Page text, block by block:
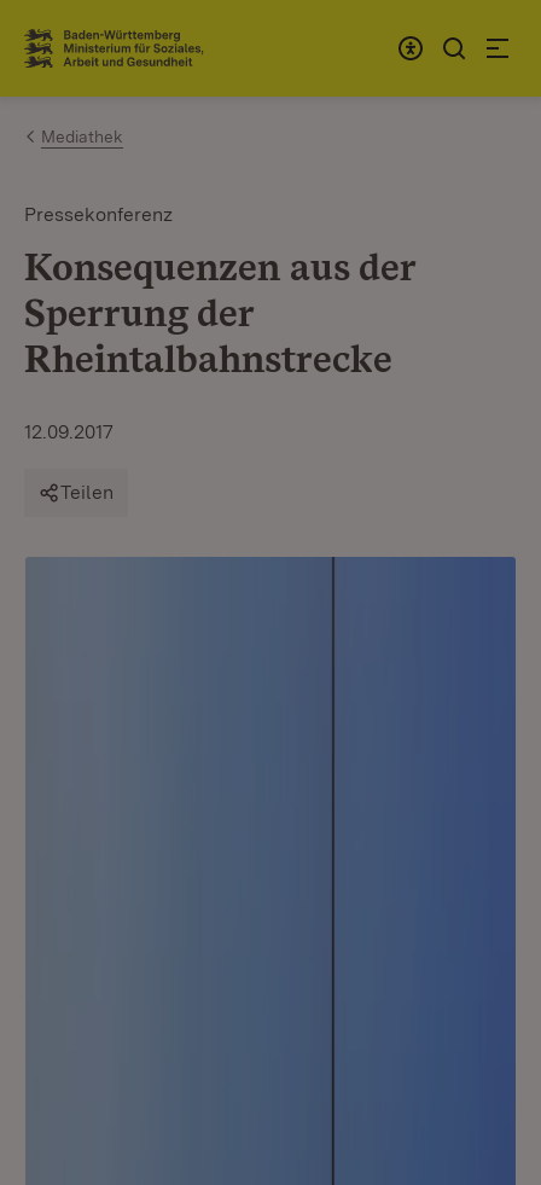
Zum Inhalt springen
Link zur Startseite
Mediathek
Pressekonferenz
Konsequenzen aus der
Sperrung der
Rheintalbahnstrecke
12.09.2017
Teilen